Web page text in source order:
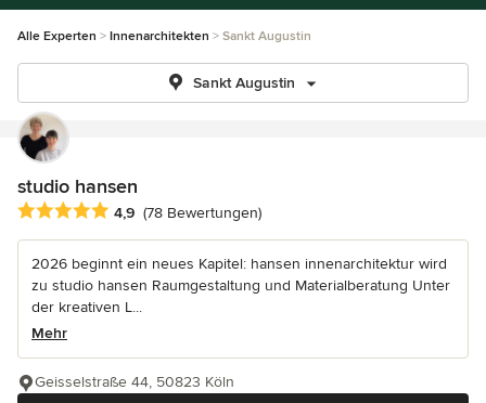
Alle Experten Innenarchitekten Sankt Augustin
Sankt Augustin
studio hansen
Durchschnittliche Bewertung: 4.9 von 5 Sternen
4,9 (78 Bewertungen)
2026 beginnt ein neues Kapitel: hansen innenarchitektur wird
zu studio hansen Raumgestaltung und Materialberatung Unter
der kreativen L...
Mehr
Geisselstraße 44, 50823 Köln